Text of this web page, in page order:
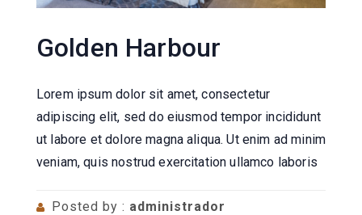
Golden Harbour
Lorem ipsum dolor sit amet, consectetur
adipiscing elit, sed do eiusmod tempor incididunt
ut labore et dolore magna aliqua. Ut enim ad minim
veniam, quis nostrud exercitation ullamco laboris
Posted by : administrador